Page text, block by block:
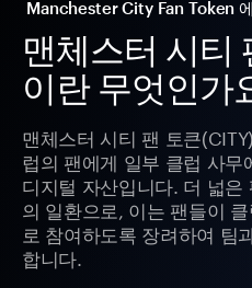
맨체스터 시티
이란 무엇인가
맨체스터 시티 팬 토큰
럽의 팬에게 일부 클럽 사
디지털 자산입니다. 더 넓
의 일환으로, 이는 팬들이
로 참여하도록 장려하여 팀
합니다.
Manchester City Fan Token